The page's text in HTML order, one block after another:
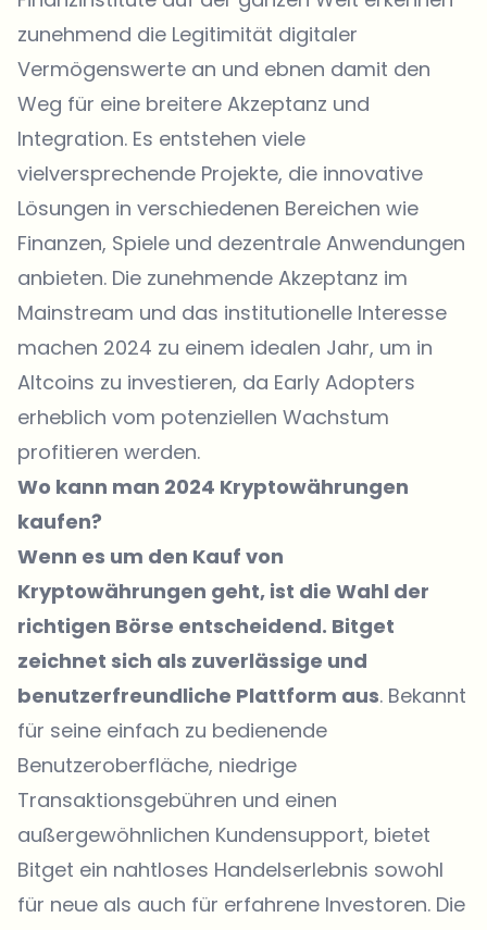
zunehmend die Legitimität digitaler
Vermögenswerte an und ebnen damit den
Weg für eine breitere Akzeptanz und
Integration. Es entstehen viele
vielversprechende Projekte, die innovative
Lösungen in verschiedenen Bereichen wie
Finanzen, Spiele und dezentrale Anwendungen
anbieten. Die zunehmende Akzeptanz im
Mainstream und das institutionelle Interesse
machen 2024 zu einem idealen Jahr, um in
Altcoins zu investieren, da Early Adopters
erheblich vom potenziellen Wachstum
profitieren werden.
Wo kann man 2024 Kryptowährungen
kaufen?
Wenn es um den Kauf von
Kryptowährungen geht, ist die Wahl der
richtigen Börse entscheidend. Bitget
zeichnet sich als zuverlässige und
benutzerfreundliche Plattform aus. Bekannt
für seine einfach zu bedienende
Benutzeroberfläche, niedrige
Transaktionsgebühren und einen
außergewöhnlichen Kundensupport, bietet
Bitget ein nahtloses Handelserlebnis sowohl
für neue als auch für erfahrene Investoren. Die